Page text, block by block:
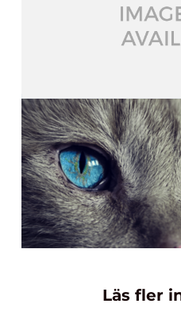
Läs fler